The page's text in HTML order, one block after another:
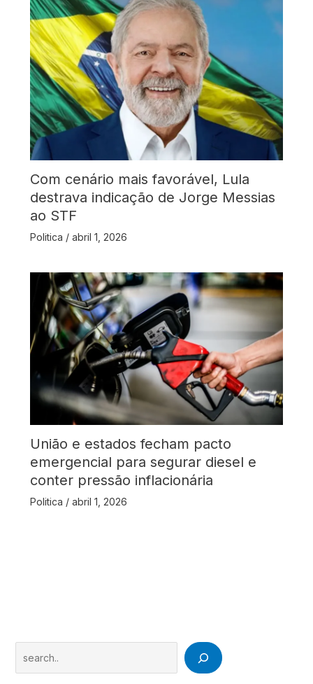
Com cenário mais favorável, Lula
destrava indicação de Jorge Messias
ao STF
Politica / abril 1, 2026
União e estados fecham pacto
emergencial para segurar diesel e
conter pressão inflacionária
Politica / abril 1, 2026